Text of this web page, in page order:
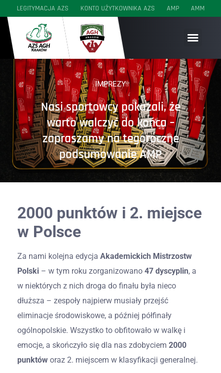
LEGITYMACJA AZS KONTO UŻYTKOWNIKA AZS AMP AMM
IMPREZY
Nasi sportowcy pokazali, że
warto walczyć do końca –
zapraszamy na tegoroczne
podsumowanie AMP
2000 punktów i 2. miejsce
w Polsce
Za nami kolejna edycja Akademickich Mistrzostw
Polski – w tym roku zorganizowano 47 dyscyplin, a
w niektórych z nich droga do finału była nieco
dłuższa – zespoły najpierw musiały przejść
eliminacje środowiskowe, a później półfinały
ogólnopolskie. Wszystko to obfitowało w walkę i
emocje, a skończyło się dla nas zdobyciem 2000
punktów oraz 2. miejscem w klasyfikacji generalnej.